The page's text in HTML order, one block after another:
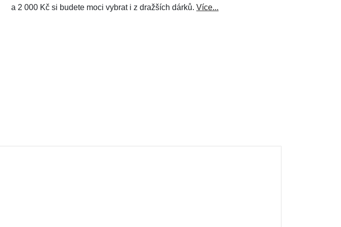
a 2 000 Kč si budete moci vybrat i z dražších dárků. Více...